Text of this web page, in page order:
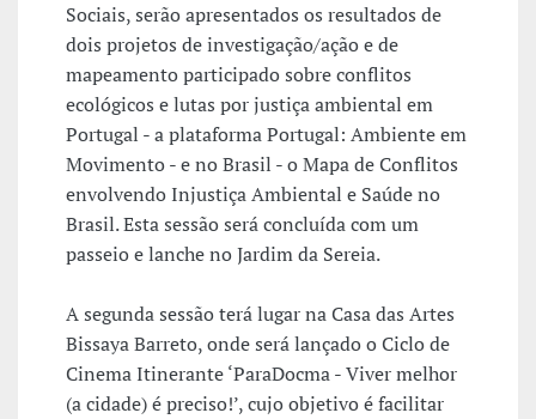
Sociais, serão apresentados os resultados de
dois projetos de investigação/ação e de
mapeamento participado sobre conflitos
ecológicos e lutas por justiça ambiental em
Portugal - a plataforma Portugal: Ambiente em
Movimento - e no Brasil - o Mapa de Conflitos
envolvendo Injustiça Ambiental e Saúde no
Brasil. Esta sessão será concluída com um
passeio e lanche no Jardim da Sereia.
A segunda sessão terá lugar na Casa das Artes
Bissaya Barreto, onde será lançado o Ciclo de
Cinema Itinerante ‘ParaDocma - Viver melhor
(a cidade) é preciso!’, cujo objetivo é facilitar